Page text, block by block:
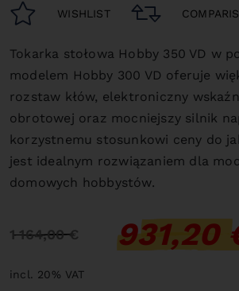
WISHLIST
Tokarka stołowa Hobby 350 VD w
modelem Hobby 300 VD oferuje
rozstaw kłów, elektroniczny
obrotowej oraz mocniejszy silnik
korzystnemu stosunkowi ceny do
jest idealnym rozwiązaniem dla
domowych hobbystów.
1 164,00 € 931,20
incl. 20% VAT